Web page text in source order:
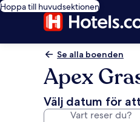
Hoppa till huvudsektionen
Se alla boenden
Apex
Välj datum för
Vart reser du?